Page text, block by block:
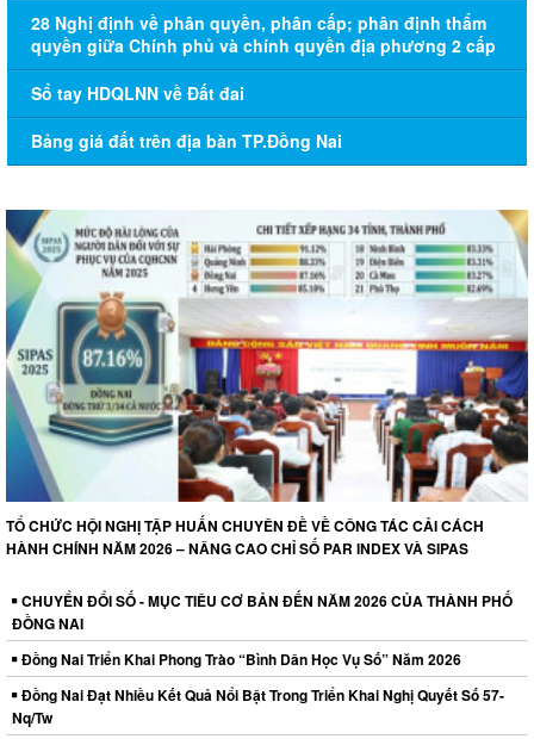
28 Nghị định về phân quyền, phân cấp; phân định thẩm
quyền giữa Chính phủ và chính quyền địa phương 2 cấp
Sổ tay HDQLNN về Đất đai
Bảng giá đất trên địa bàn TP.Đồng Nai
TỔ CHỨC HỘI NGHỊ TẬP HUẤN CHUYÊN ĐỀ VỀ CÔNG TÁC CẢI CÁCH
HÀNH CHÍNH NĂM 2026 – NÂNG CAO CHỈ SỐ PAR INDEX VÀ SIPAS
CHUYỂN ĐỔI SỐ - MỤC TIÊU CƠ BẢN ĐẾN NĂM 2026 CỦA THÀNH PHỐ
ĐỒNG NAI
Đồng Nai Triển Khai Phong Trào “Bình Dân Học Vụ Số” Năm 2026
Đồng Nai Đạt Nhiều Kết Quả Nổi Bật Trong Triển Khai Nghị Quyết Số 57-
Nq/Tw